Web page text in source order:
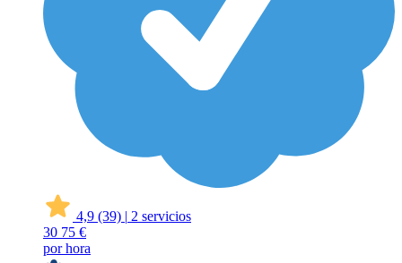
4,9 (39) | 2 servicios
30 75 €
por hora